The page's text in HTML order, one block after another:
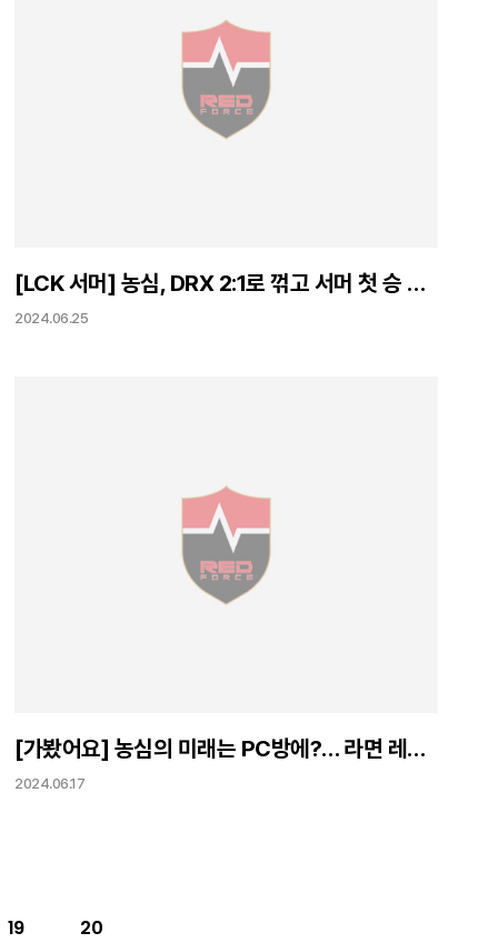
[LCK 서머] 농심, DRX 2:1로 꺾고 서머 첫 승 신고
2024.06.25
[가봤어요] 농심의 미래는 PC방에?… 라면 레시피 개발하는 레드포스PC아레나
2024.06.17
19 20